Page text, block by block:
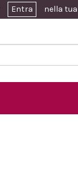
Entra nella